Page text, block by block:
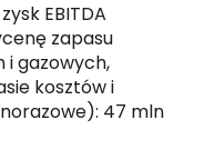
EBITDA
zapasu
i gazowych,
kosztów i
47 mln